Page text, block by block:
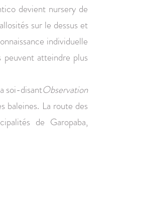
devient nursery de
sur le dessus et
individuelle
peuvent atteindre plus
soi-disantObservation
baleines. La route des
de Garopaba,